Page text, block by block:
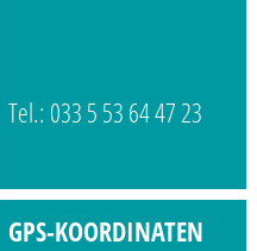
Tel.: 033 5 53 64 47 23
GPS-KOORDINATEN